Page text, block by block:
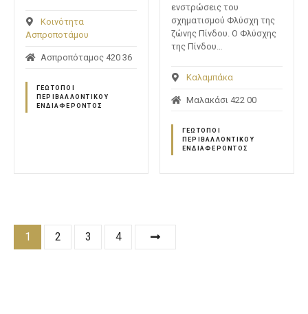
Κοινότητα
Ασπροποτάμου
Ασπροπόταμος 420 36
ΓΕΏΤΟΠΟΙ
ΠΕΡΙΒΑΛΛΟΝΤΙΚΟΎ
ΕΝΔΙΑΦΈΡΟΝΤΟΣ
ενστρώσεις του
σχηματισμού Φλύσχη της
ζώνης Πίνδου. Ο Φλύσχης
της Πίνδου…
Καλαμπάκα
Μαλακάσι 422 00
ΓΕΏΤΟΠΟΙ
ΠΕΡΙΒΑΛΛΟΝΤΙΚΟΎ
ΕΝΔΙΑΦΈΡΟΝΤΟΣ
Θ1 2 3 4